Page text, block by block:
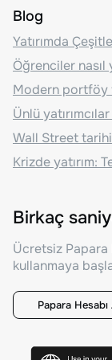
Blog
Yatırımda
Öğrenciler nasıl
Modern portföy
Ünlü
Wall Street
Krizde yatırım:
Birkaç
Ücretsiz Papara
kullanmaya
Papara Hesabı